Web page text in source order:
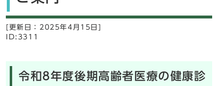
[更新日： 2025年4月15日]
ID:3311
令和8年度後期高齢者医療の健康診